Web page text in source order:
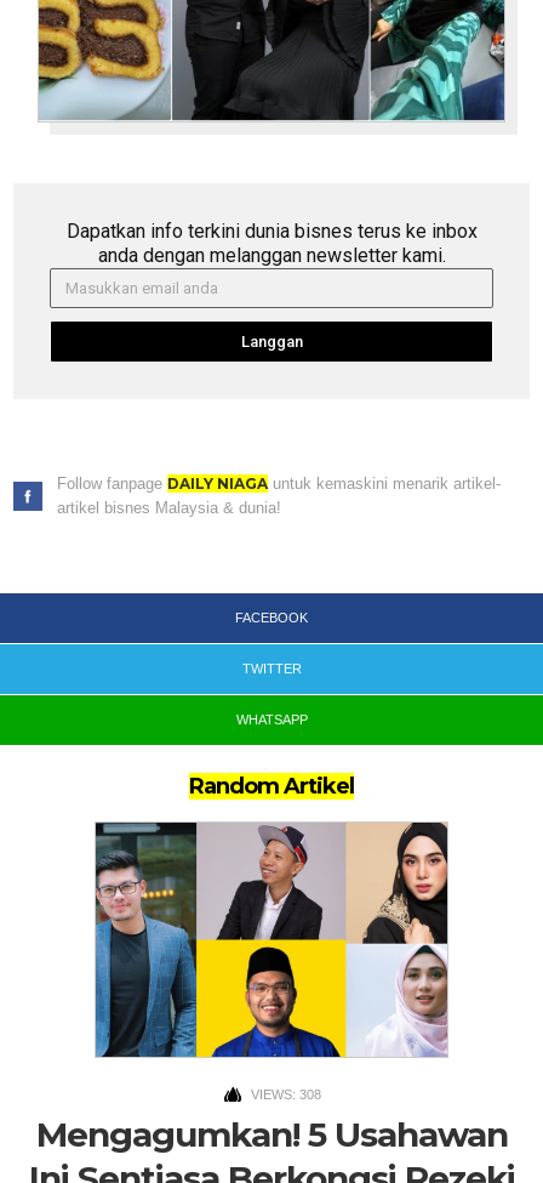
Dapatkan info terkini dunia bisnes terus ke inbox
anda dengan melanggan newsletter kami.
Langgan
Follow fanpage DAILY NIAGAuntuk kemaskini menarik artikel-
artikel bisnes Malaysia & dunia!
FACEBOOK
TWITTER
WHATSAPP
Random Artikel
VIEWS: 308
Mengagumkan! 5 Usahawan